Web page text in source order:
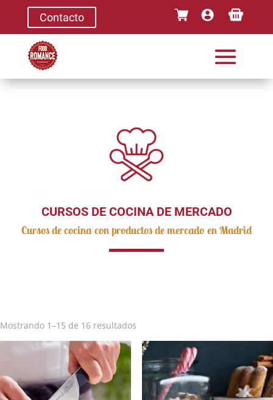
Contacto
CURSOS DE COCINA DE MERCADO
Cursos de cocina con productos de mercado en Madrid
Mostrando 1–15 de 16 resultados